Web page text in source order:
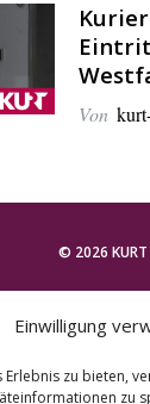
Einwilligung
zu bieten,
zu
Von
© 2026 KURT
NACH OBEN